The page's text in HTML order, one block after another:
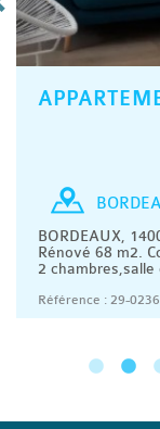
BORDEAUX,
Rénové 68 m2.
2 chambres,salle
Référence : 29-